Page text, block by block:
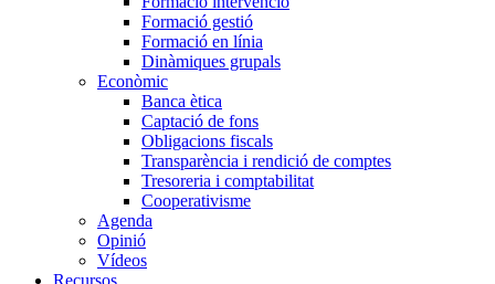
Formació gestió
Formació en línia
Dinàmiques grupals
Econòmic
Banca ètica
Captació de fons
Obligacions fiscals
Transparència i rendició de comptes
Tresoreria i comptabilitat
Cooperativisme
Agenda
Opinió
Vídeos